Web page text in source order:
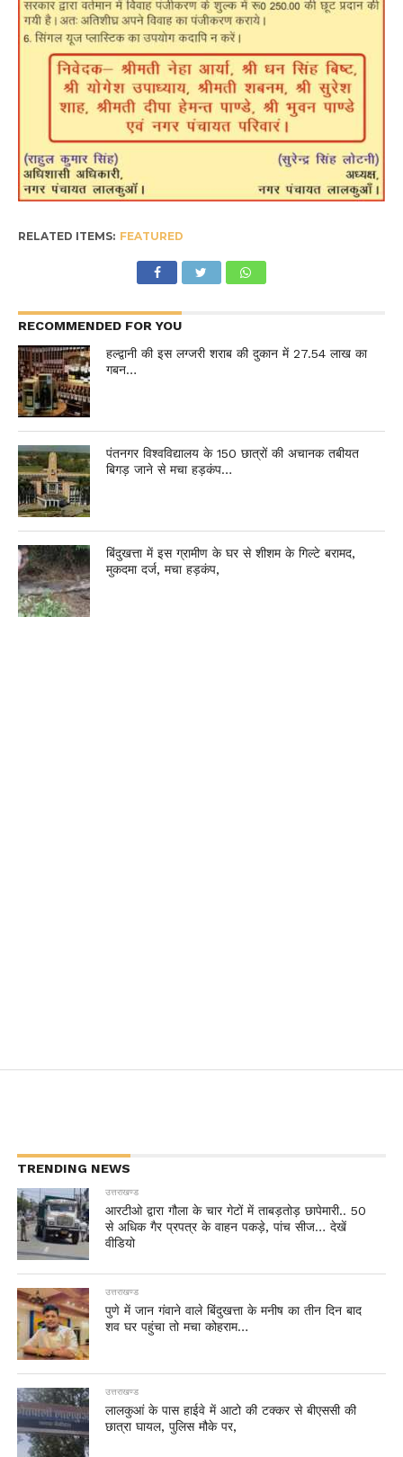
RELATED ITEMS: FEATURED
RECOMMENDED FOR YOU
हल्द्वानी की इस लग्जरी शराब की दुकान में 27.54 लाख का
गबन…
पंतनगर विश्वविद्यालय के 150 छात्रों की अचानक तबीयत
बिगड़ जाने से मचा हड़कंप…
बिंदुखत्ता में इस ग्रामीण के घर से शीशम के गिल्टे बरामद,
मुकदमा दर्ज, मचा हड़कंप,
TRENDING NEWS
उत्तराखण्ड
आरटीओ द्वारा गौला के चार गेटों में ताबड़तोड़ छापेमारी.. 50
से अधिक गैर प्रपत्र के वाहन पकड़े, पांच सीज… देखें
वीडियो
उत्तराखण्ड
पुणे में जान गंवाने वाले बिंदुखत्ता के मनीष का तीन दिन बाद
शव घर पहुंचा तो मचा कोहराम…
उत्तराखण्ड
लालकुआं के पास हाईवे में आटो की टक्कर से बीएससी की
छात्रा घायल, पुलिस मौके पर,